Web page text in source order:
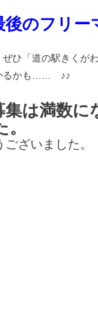
フリーマ
ひ「道の駅きくが
るかも…… ♪♪
は満数に
ざいました。